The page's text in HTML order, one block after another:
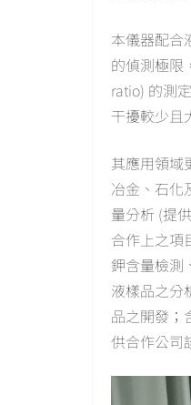
本儀器配合
的偵測極限
ratio) 的測
干擾較少且
其應用領域
冶金、石化
量分析 (提
合作上之項
鉀含量檢測
液樣品之分
品之開發；
供合作公司